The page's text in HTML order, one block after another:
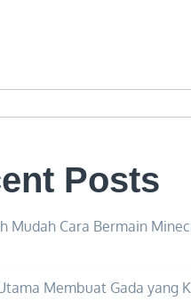
dan Posts
Mudah Cara Bermain
Membuat Gada yang